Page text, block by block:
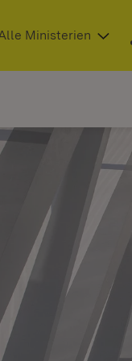
neuem Fenster)
Ministerien